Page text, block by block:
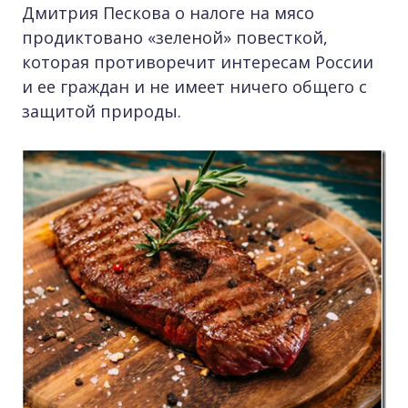
Дмитрия Пескова о налоге на мясо
продиктовано «зеленой» повесткой,
которая противоречит интересам России
и ее граждан и не имеет ничего общего с
защитой природы.